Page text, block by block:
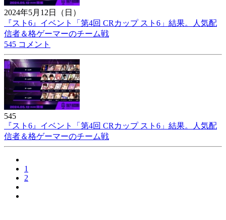
2024年5月12日（日）
『スト6』イベント「第4回 CRカップ スト6」結果。人気配
信者＆格ゲーマーのチーム戦
545 コメント
545
『スト6』イベント「第4回 CRカップ スト6」結果。人気配
信者＆格ゲーマーのチーム戦
1
2